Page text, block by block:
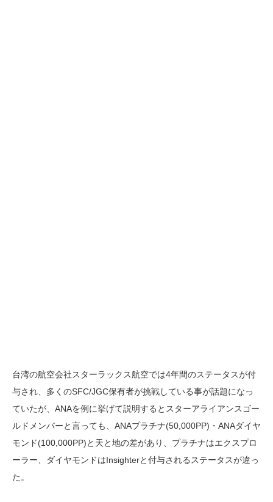
台湾の航空会社スターラックス航空では4年間のステータスが付
与され、多くのSFC/JGC保有者が挑戦している事が話題になっ
ていたが、ANAを例に挙げて説明するとスターアライアンスゴー
ルドメンバーと言っても、ANAプラチナ(50,000PP)・ANAダイヤ
モンド(100,000PP)と天と地の差があり、プラチナはエクスプロ
ーラー、ダイヤモンドはInsighterと付与されるステータスが違っ
た。